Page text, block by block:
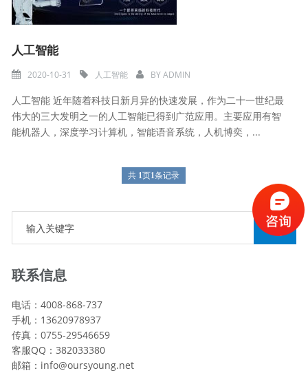
人工智能
2020-10-31 人工智能 BYADMIN
人工智能 近年随着科技日新月异的快速发展，作为二十一世纪最
伟大的三大发明之一的人工智能已得到广范应用。主要应用有智
能机器人，深度学习计算机，智能语音系统，人机博奕，...
共 1页1条记录
联系信息
电话：4008-868-737
手机：13620978937
传真：0755-29546659
客服QQ：382033380
邮箱：info@oursyoung.net